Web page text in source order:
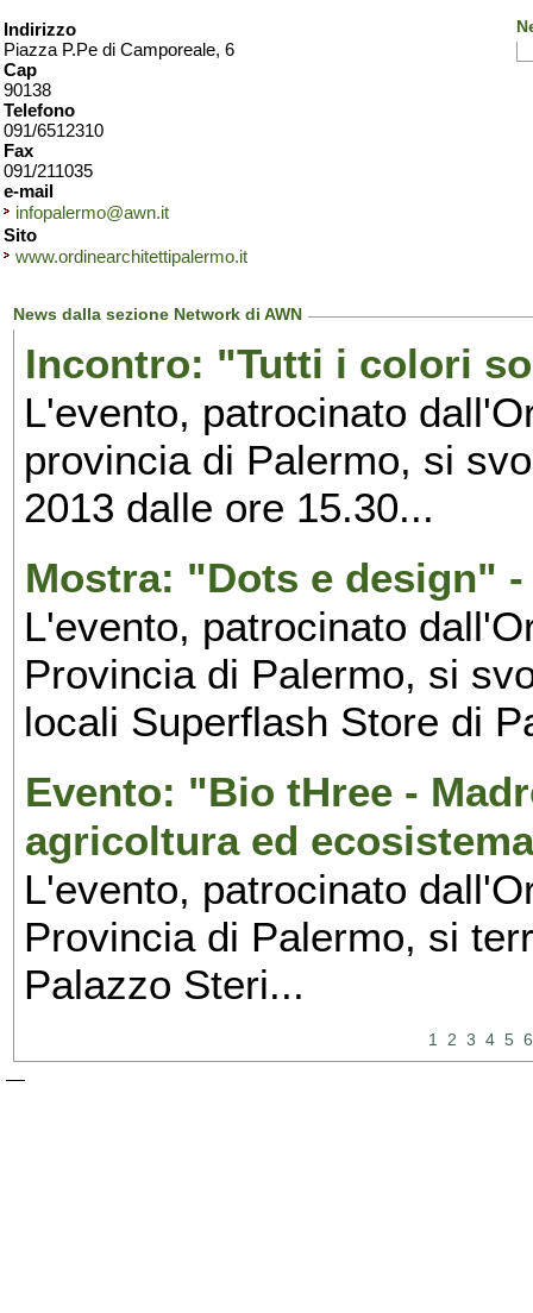
Indirizzo
Piazza P.Pe di Camporeale, 6
Cap
90138
Telefono
091/6512310
Fax
091/211035
e-mail
infopalermo@awn.it
Sito
www.ordinearchitettipalermo.it
News dalla sezione Network di AWN
Incontro: "Tutti i colori
L'evento, patrocinato
provincia di Palermo, si
2013 dalle ore 15.30...
Mostra: "Dots e design" -
L'evento, patrocinato
Provincia di Palermo, si
locali Superflash Store di
Evento: "Bio tHree -
agricoltura ed
L'evento, patrocinato
Provincia di Palermo, si
Palazzo Steri...
1 2 3 4 5 6